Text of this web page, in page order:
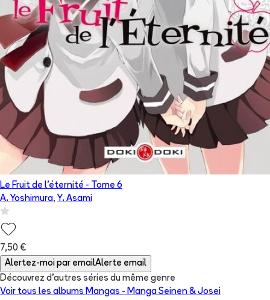
Le Fruit de l'éternité - Tome 6
A. Yoshimura, Y. Asami
7,50 €
Alertez-moi par emailAlerte email
Découvrez d'autres séries du même genre
Voir tous les albums Mangas - Manga Seinen & Josei